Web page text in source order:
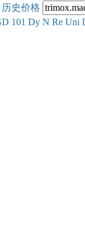
历史价格
101 Dy N Re Uni